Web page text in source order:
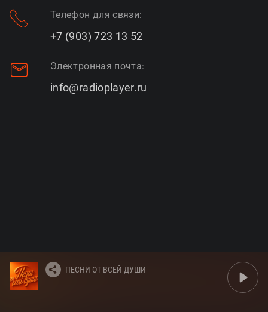
Телефон для связи:
+7 (903) 723 13 52
Электронная почта:
info@radioplayer.ru
ПЕСНИ ОТ ВСЕЙ ДУШИ